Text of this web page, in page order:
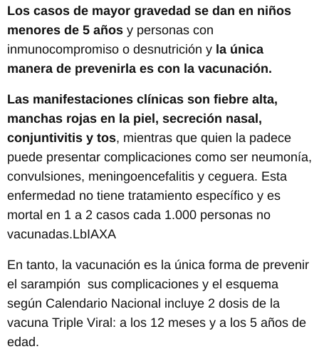
Los casos de mayor gravedad se dan en niños
menores de 5 años y personas con
inmunocompromiso o desnutrición y la única
manera de prevenirla es con la vacunación.
Las manifestaciones clínicas son fiebre alta,
manchas rojas en la piel, secreción nasal,
conjuntivitis y tos, mientras que quien la padece
puede presentar complicaciones como ser neumonía,
convulsiones, meningoencefalitis y ceguera. Esta
enfermedad no tiene tratamiento específico y es
mortal en 1 a 2 casos cada 1.000 personas no
vacunadas.LbIAXA
En tanto, la vacunación es la única forma de prevenir
el sarampión sus complicaciones y el esquema
según Calendario Nacional incluye 2 dosis de la
vacuna Triple Viral: a los 12 meses y a los 5 años de
edad.